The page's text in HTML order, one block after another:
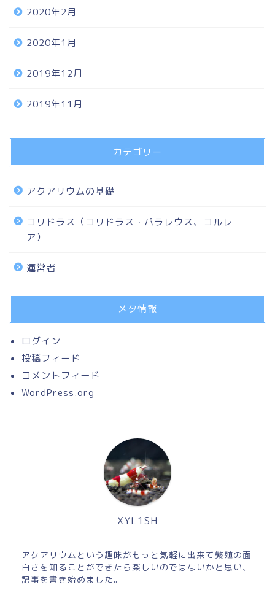
2020年2月
2020年1月
2019年12月
2019年11月
カテゴリー
アクアリウムの基礎
コリドラス（コリドラス・パラレウス、コルレ
ア）
運営者
メタ情報
ログイン
投稿フィード
コメントフィード
WordPress.org
XYL1SH
アクアリウムという趣味がもっと気軽に出来て繁殖の面
白さを知ることができたら楽しいのではないかと思い、
記事を書き始めました。